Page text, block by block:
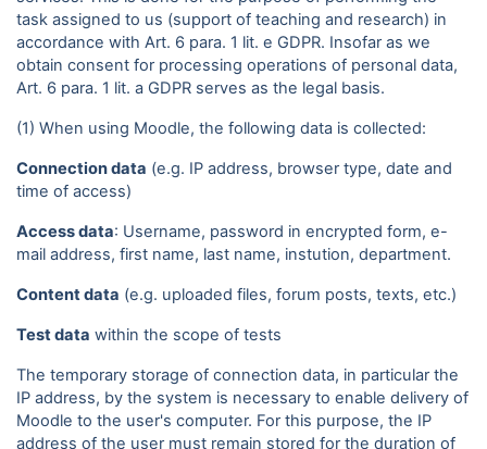
task assigned to us (support of teaching and research) in
accordance with Art. 6 para. 1 lit. e GDPR. Insofar as we
obtain consent for processing operations of personal data,
Art. 6 para. 1 lit. a GDPR serves as the legal basis.
(1) When using Moodle, the following data is collected:
Connection data (e.g. IP address, browser type, date and
time of access)
Access data: Username, password in encrypted form, e-
mail address, first name, last name, instution, department.
Content data (e.g. uploaded files, forum posts, texts, etc.)
Test data within the scope of tests
The temporary storage of connection data, in particular the
IP address, by the system is necessary to enable delivery of
Moodle to the user's computer. For this purpose, the IP
address of the user must remain stored for the duration of